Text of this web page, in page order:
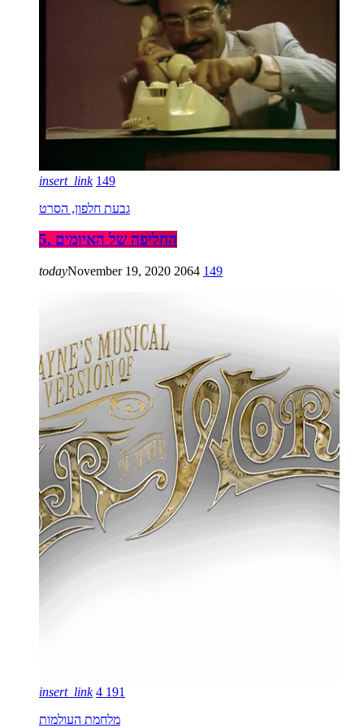
insert_link 149
גבעת חלפון, הסרט
5. החליפה של האיומים
todayNovember 19, 2020 2064 149
insert_link 4 191
מלחמת העולמות